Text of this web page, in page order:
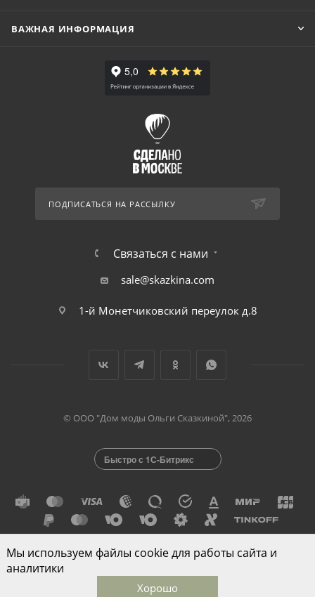
ВАЖНАЯ ИНФОРМАЦИЯ
ПОДПИСАТЬСЯ НА РАССЫЛКУ
Связаться с нами
sale@skazkina.com
1-й Монетчиковский переулок д.8
© ООО "Дом моды Ольги Сказкиной", 2026
Быстро с 1С-Битрикс
Разработано в
Мы используем файлы cookie для работы сайта и
аналитики
Хорошо